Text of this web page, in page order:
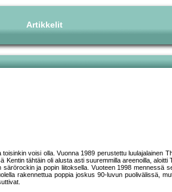
Artikkelit
toisinkin voisi olla. Vuonna 1989 perustettu luulajalainen
tähtäin oli alusta asti suuremmilla areenoilla, aloitti
särörockin ja popin liitoksella. Vuoteen 1998 mennessä
rakennettua poppia joskus 90-luvun puolivälissä,